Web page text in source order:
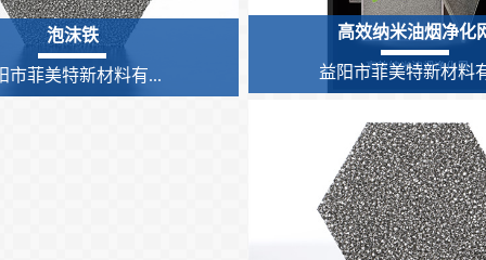
泡沫铁
市菲美特新材料有...
高效纳米油烟净化
益阳市菲美特新材料